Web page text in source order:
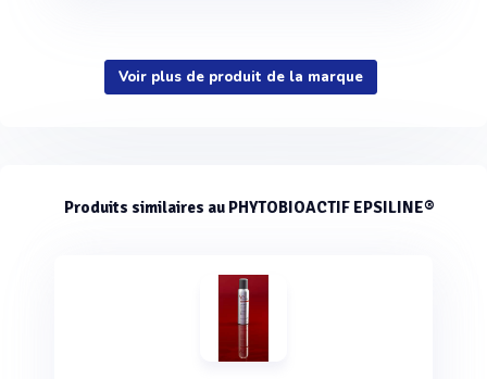
Voir plus de produit de la marque
Produits similaires au PHYTOBIOACTIF EPSILINE®